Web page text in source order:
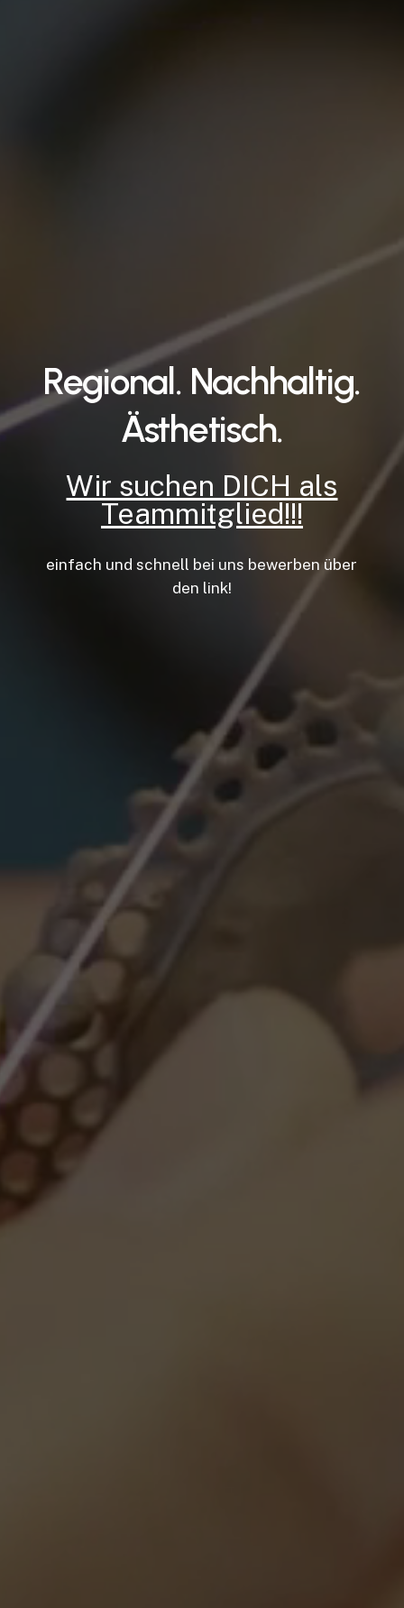
Regional. Nachhaltig.
Ästhetisch.
Wir suchen DICH als
Teammitglied!!!
einfach und schnell bei uns bewerben über
den link!